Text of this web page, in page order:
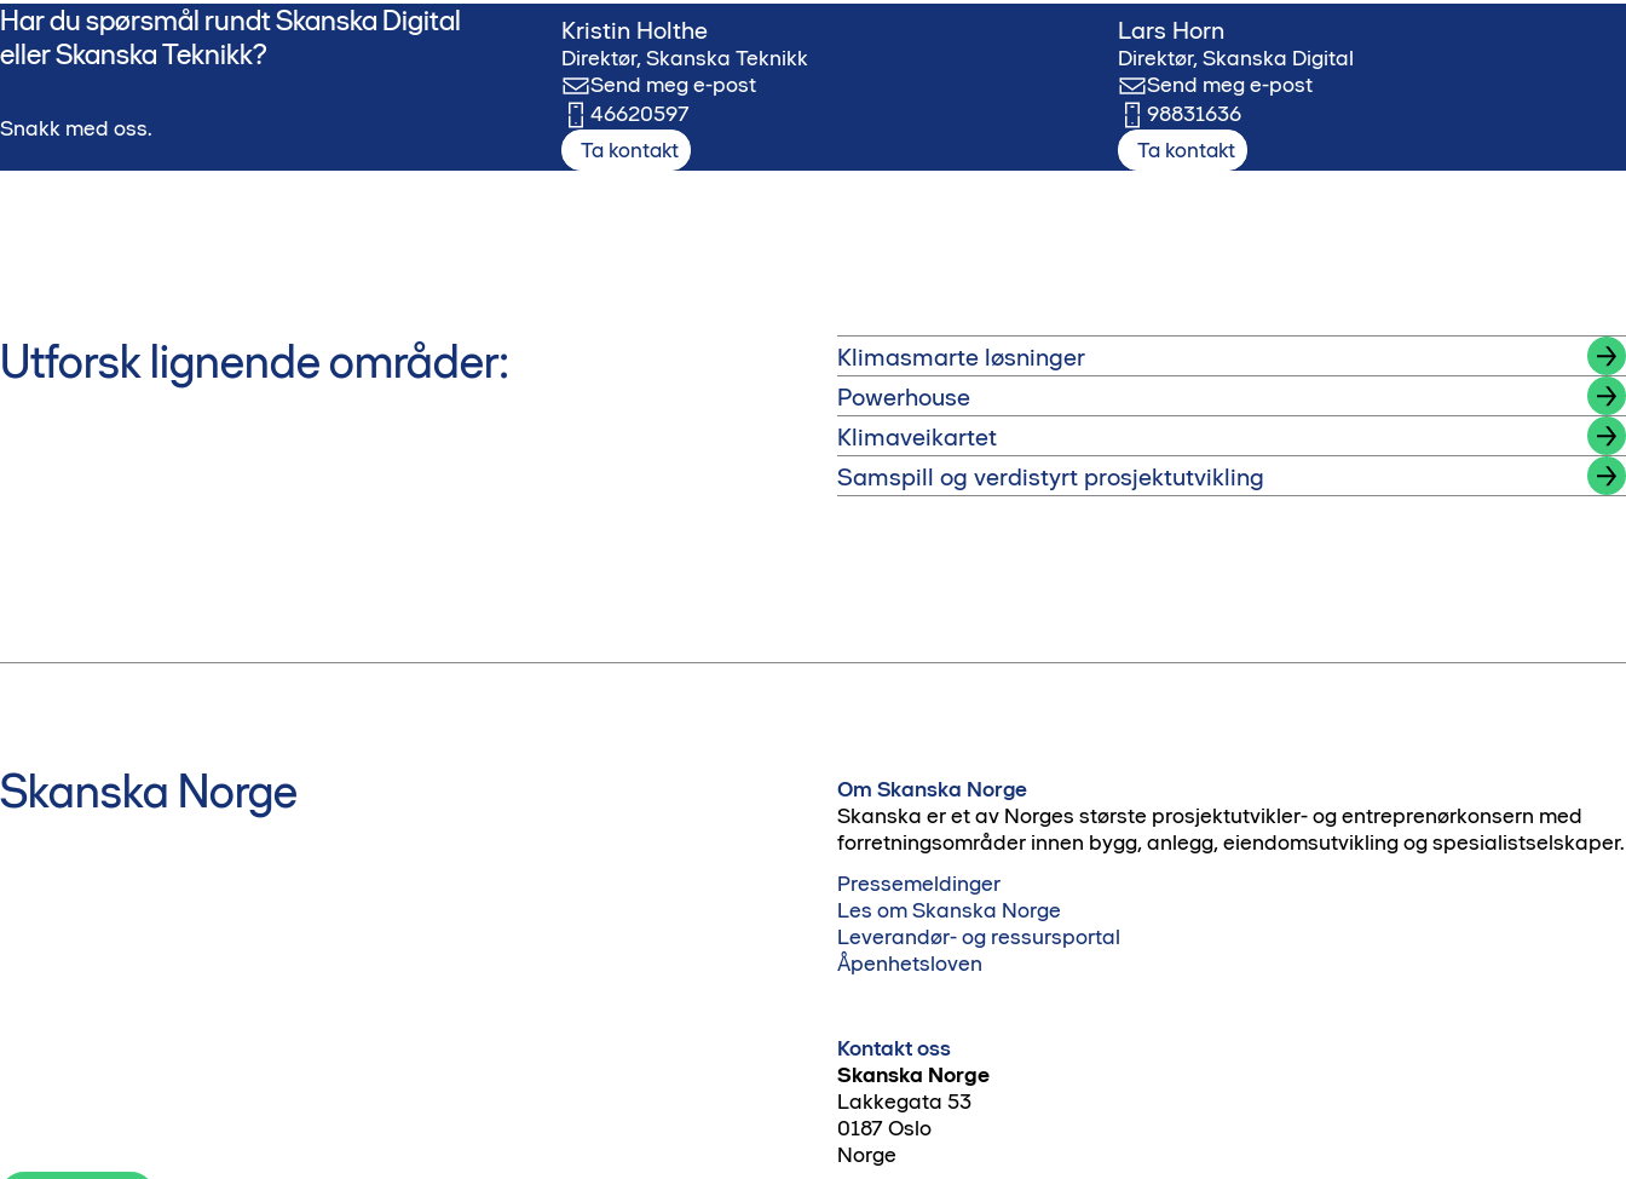
Har du spørsmål rundt Skanska Digital
eller Skanska Teknikk?
Snakk med oss.
Kristin Holthe
Direktør, Skanska Teknikk
Send meg e-post
46620597
Ta kontakt
Lars Horn
Direktør, Skanska Digital
Send meg e-post
98831636
Ta kontakt
Utforsk lignende områder:
Klimasmarte løsninger
Powerhouse
Klimaveikartet
Samspill og verdistyrt prosjektutvikling
Skanska Norge
Om Skanska Norge
Skanska er et av Norges største prosjektutvikler- og entreprenørkonsern med
forretningsområder innen bygg, anlegg, eiendomsutvikling og spesialistselskaper.
Pressemeldinger
Les om Skanska Norge
Leverandør- og ressursportal
Åpenhetsloven
Kontakt oss
Skanska Norge
Lakkegata 53
0187 Oslo
Norge